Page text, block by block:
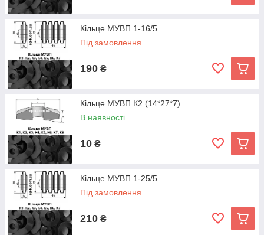
Кільце МУВП 1-16/5
Під замовлення
190 ₴
Кільце МУВП К2 (14*27*7)
В наявності
10 ₴
Кільце МУВП 1-25/5
Під замовлення
210 ₴